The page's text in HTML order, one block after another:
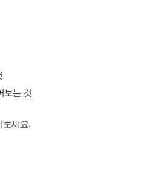
보는 것
보세요.